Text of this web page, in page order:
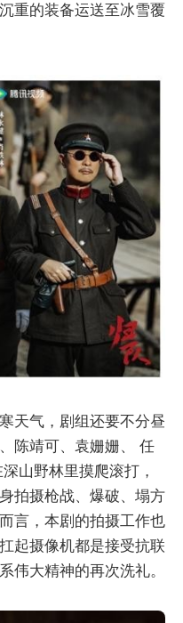
重的装备运送至冰雪覆
天气，剧组还要不分昼
陈靖可、袁姗姗、 任
山野林里摸爬滚打，
拍摄枪战、爆破、塌方
言，本剧的拍摄工作也
起摄像机都是接受抗联
伟大精神的再次洗礼。